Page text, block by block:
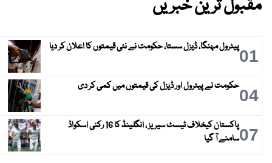
مقبول ترین خبریں
01پیٹرول مہنگا، ڈیزل سستا، حکومت نے نئی قیمتوں کا اعلان کر دیا
04حکومت نے پیٹرول اور ڈیزل کی قیمتوں میں کمی کر دی
07
پاکستان کیخلاف ٹیسٹ سیریز ، انگلینڈ کا 16 رکنی اسکواڈ
سامنے آ گیا